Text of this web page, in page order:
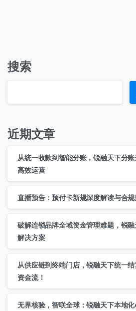
搜索
近期文章
从统一收款到智能分账，锐融天下分
高效运营
直播预告：预付卡新规深度解读与合
破解连锁品牌全域资金管理难题，锐
解决方案
从供应链到终端门店，锐融天下统一
资金流！
无界核验，智联全球：锐融天下本地